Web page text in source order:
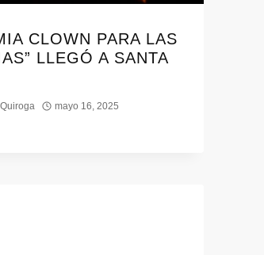
CLOWN PARA LAS
LLEGÓ A SANTA
mayo 16, 2025